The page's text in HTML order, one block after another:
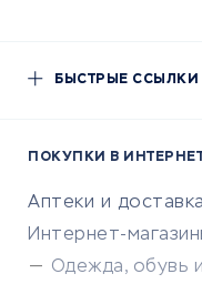
БЫСТРЫЕ ССЫЛКИ
ПОКУПКИ В
Аптеки и
Интернет-
Одежда, обувь и